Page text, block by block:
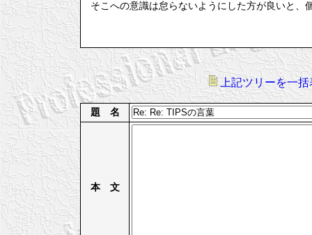
そこへの意識は怠らないようにした方が良いと、
上記ツリーを一括
題 名
本 文